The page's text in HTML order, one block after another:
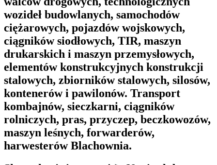
wozideł budowlanych, samochodów
ciężarowych, pojazdów wojskowych,
ciągników siodłowych, TIR, maszyn
drukarskich i maszyn przemysłowych,
elementów konstrukcyjnych konstrukcji
stalowych, zbiorników stalowych, silosów,
kontenerów i pawilonów. Transport
kombajnów, sieczkarni, ciągników
rolniczych, pras, przyczep, beczkowozów,
maszyn leśnych, forwarderów,
harwesterów Blachownia.